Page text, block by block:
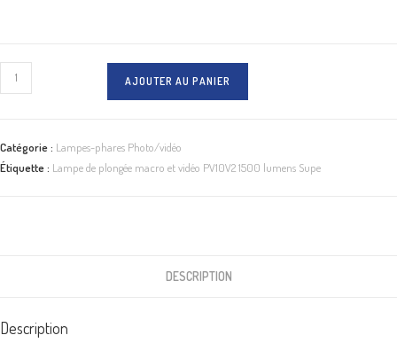
quantité
de
plongée
AJOUTER AU PANIER
Catégorie : Lampes-phares Photo/vidéo
Étiquette : Lampe de plongée macro et vidéo PV10V2 1500 lumens Supe
DESCRIPTION
Description